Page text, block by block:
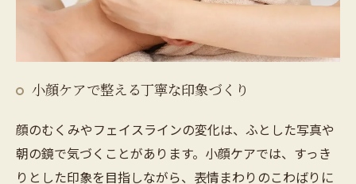
小顔ケアで整える丁寧な印象づくり
顔のむくみやフェイスラインの変化は、ふとした写真や
朝の鏡で気づくことがあります。小顔ケアでは、すっき
りとした印象を目指しながら、表情まわりのこわばりに